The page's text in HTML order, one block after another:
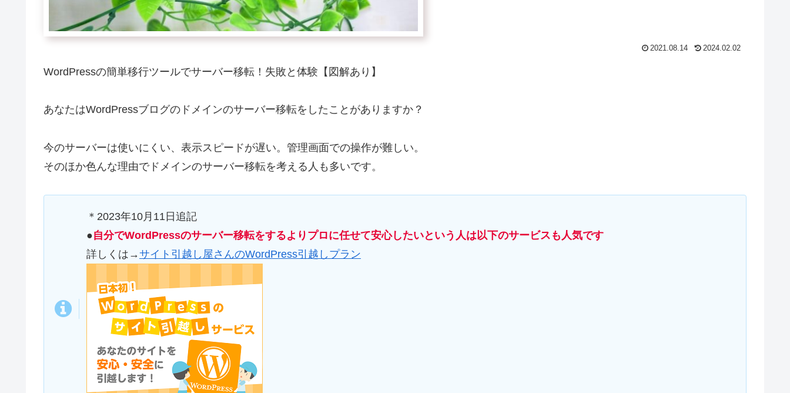
2021.08.14 2024.02.02
WordPressの簡単移行ツールでサーバー移転！失敗と体験【図解あり】
あなたはWordPressブログのドメインのサーバー移転をしたことがありますか？
今のサーバーは使いにくい、表示スピードが遅い。管理画面での操作が難しい。
そのほか色んな理由でドメインのサーバー移転を考える人も多いです。
＊2023年10月11日追記
●自分でWordPressのサーバー移転をするよりプロに任せて安心したいという人は以下のサービスも人気です
詳しくは→サイト引越し屋さんのWordPress引越しプラン